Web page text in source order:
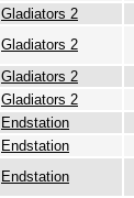
Gladiators 2
Gladiators 2
Gladiators 2
Gladiators 2
Endstation
Endstation
Endstation